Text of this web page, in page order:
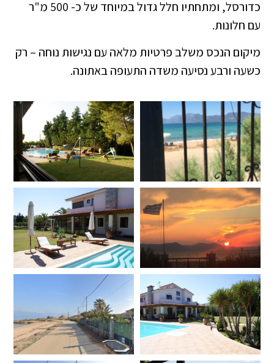
כדורסל, ומתחתיו חלל גדול במיוחד של כ- 500 מ"ר
עם חלונות.
מיקום הנכס משלב פרטיות מלאה עם נגישות נוחה – רק
כשעה ורבע נסיעה משדה התעופה באתונה.